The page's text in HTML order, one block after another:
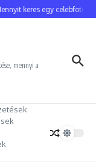
keres egy celebfotós?
mennyi a